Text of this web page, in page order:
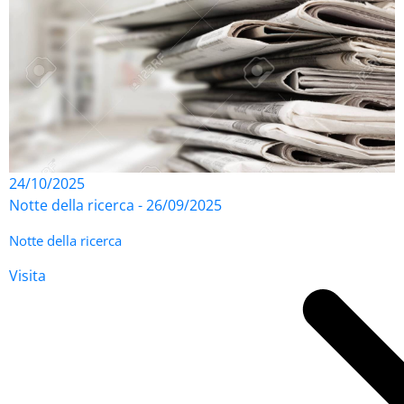
24/10/2025
Notte della ricerca - 26/09/2025
Notte della ricerca
Visita